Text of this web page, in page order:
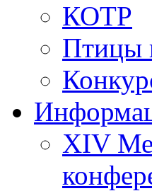
КОТР
Птицы
XIV